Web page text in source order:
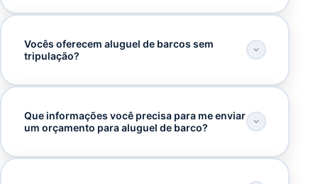
Vocês oferecem aluguel de barcos sem
tripulação?
Que informações você precisa para me enviar
um orçamento para aluguel de barco?